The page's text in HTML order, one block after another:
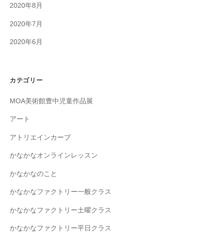
2020年8月
2020年7月
2020年6月
カテゴリー
MOA美術館豊中児童作品展
アート
アトリエインカーブ
かなかなオンラインレッスン
かなかなのこと
かなかなファクトリー一般クラス
かなかなファクトリー土曜クラス
かなかなファクトリー平日クラス